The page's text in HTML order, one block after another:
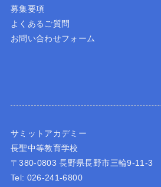
募集要項
よくあるご質問
お問い合わせフォーム
サミットアカデミー
長聖中等教育学校
〒380-0803 長野県長野市三輪9-11-3
Tel: 026-241-6800